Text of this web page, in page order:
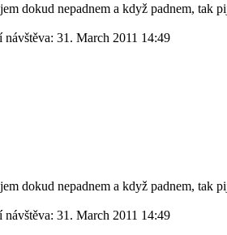
dokud nepadnem a když padnem, tak
návštěva: 31. March 2011 14:49
dokud nepadnem a když padnem, tak
návštěva: 31. March 2011 14:49